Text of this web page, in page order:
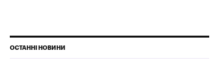
ОСТАННІ НОВИНИ